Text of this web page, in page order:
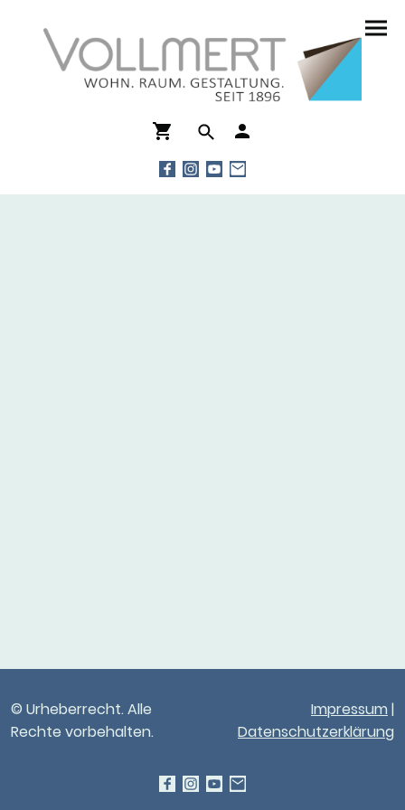
© Urheberrecht. Alle
Rechte vorbehalten.
Impressum |
Datenschutzerklärung